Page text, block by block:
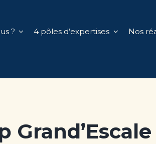
? 4 pôles d’expertises Nos